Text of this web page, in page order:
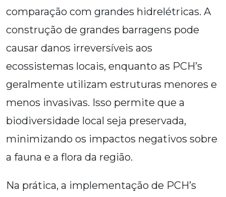
comparação com grandes hidrelétricas. A
construção de grandes barragens pode
causar danos irreversíveis aos
ecossistemas locais, enquanto as PCH’s
geralmente utilizam estruturas menores e
menos invasivas. Isso permite que a
biodiversidade local seja preservada,
minimizando os impactos negativos sobre
a fauna e a flora da região.
Na prática, a implementação de PCH’s